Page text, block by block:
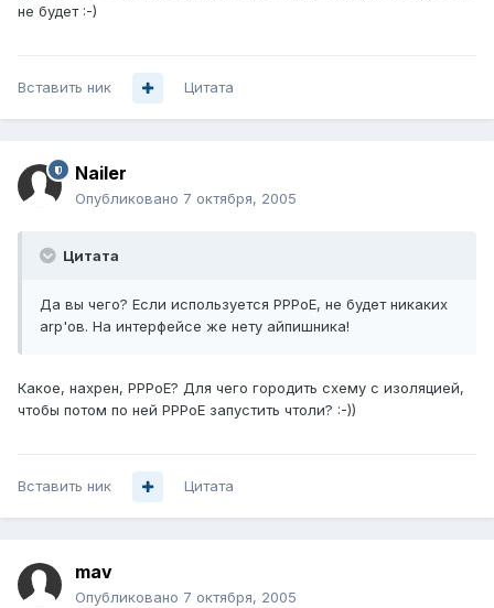
не будет :-)
Вставить ник Цитата
Nailer
Опубликовано 7 октября, 2005
Цитата
Да вы чего? Если используется PPPoE, не будет никаких
arp'ов. На интерфейсе же нету айпишника!
Какое, нахрен, PPPoE? Для чего городить схему с изоляцией,
чтобы потом по ней PPPoE запустить чтоли? :-))
Вставить ник Цитата
mav
Опубликовано 7 октября, 2005